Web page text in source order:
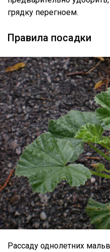
грядку перегноем.
Правила посадки
Рассаду однолетних